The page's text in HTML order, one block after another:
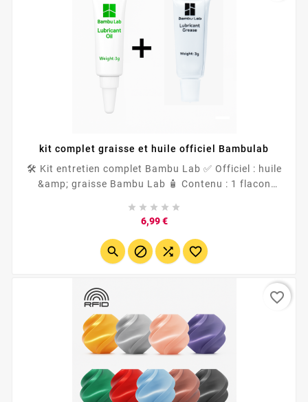
kit complet graisse et huile officiel Bambulab
🛠️ Kit entretien complet Bambu Lab ✅ Officiel : huile
&amp; graisse Bambu Lab 🧴 Contenu : 1 flacon
    
6,99 €Prix
   
favorite_border